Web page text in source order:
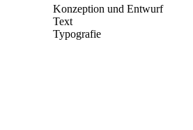
Konzeption und Entwurf
Text
Typografie